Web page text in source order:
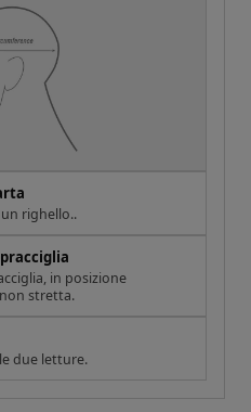
righello..
in posizione
stretta.
due letture.